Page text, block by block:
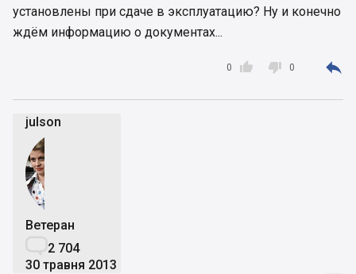
установлены при сдаче в эксплуатацию? Ну и конечно
ждём информацию о документах...

0  0 
julson
Ветеран
2 704
30 травня 2013